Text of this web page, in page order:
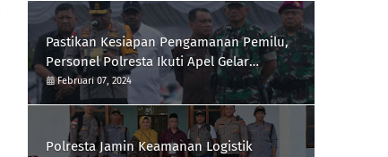
Pastikan Kesiapan Pengamanan Pemilu,
Personel Polresta Ikuti Apel Gelar
Pasukan Hari Ini
Februari 07, 2024
Polresta Jamin Keamanan Logistik